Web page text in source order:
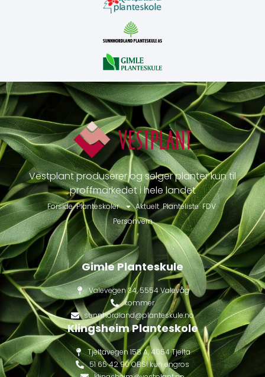
Vestplant produserer og selger planter kun til
proffmarkedet i hele landet
Forside Planteskoler Aktuelt Planteliste FDV
Personvern
Gimle Planteskule
Valevegen 34, 5554 Valevåg
kommer
sunnhordland@planteskule.no
Klingsheim Planteskole
Tjeltavegen 158 A, 4054 Tjelta
51 65 42 90 OBS! kun engros